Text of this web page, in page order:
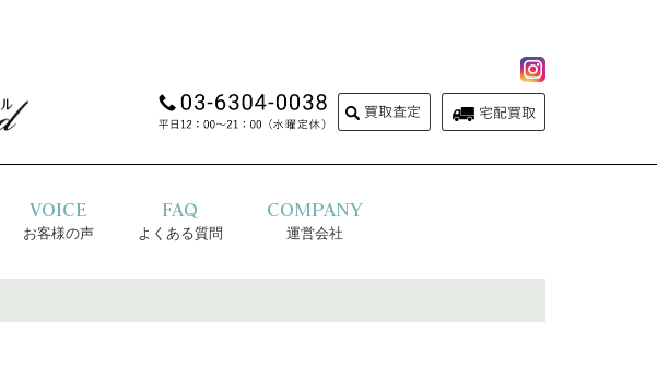
VOICE
お客様の声
FAQ
よくある質問
COMPANY
運営会社